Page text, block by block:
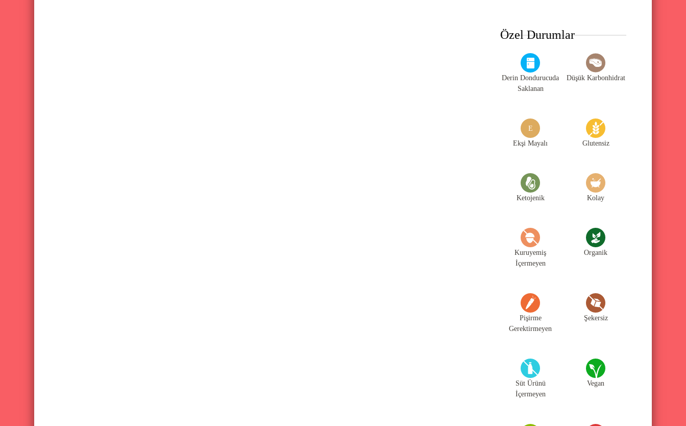
f
t
Özel Durumlar
Derin Dondurucuda
Saklanan
Düşük Karbonhidrat
E
Ekşi Mayalı Glutensiz
Ketojenik Kolay
Kuruyemiş
İçermeyen
Organik
Pişirme
Gerektirmeyen
Şekersiz
Süt Ürünü
İçermeyen
Vegan